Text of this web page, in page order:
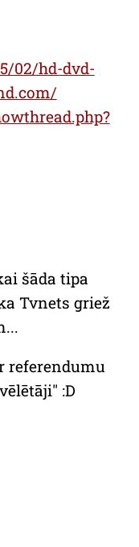
02/hd-dvd-
šāda tipa
Tvnets griež
referendumu
:D